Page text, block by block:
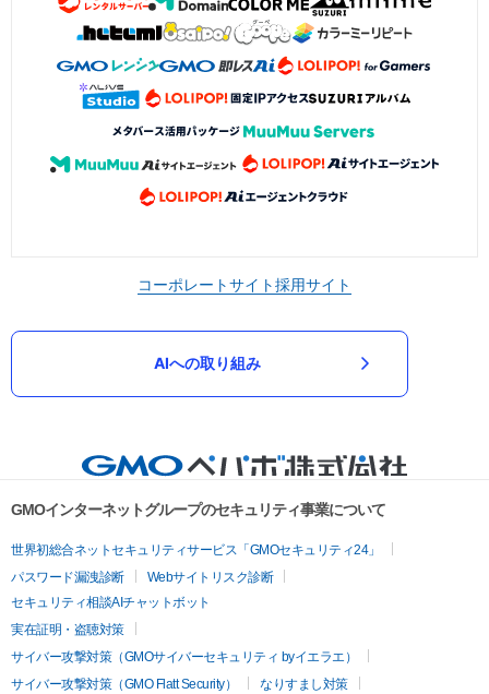
コーポレートサイト採用サイト
AIへの取り組み
GMOインターネットグループのセキュリティ事業について
世界初総合ネットセキュリティサービス「GMOセキュリティ24」
パスワード漏洩診断
Webサイトリスク診断
セキュリティ相談AIチャットボット
実在証明・盗聴対策
サイバー攻撃対策（GMOサイバーセキュリティ byイエラエ）
サイバー攻撃対策（GMO Flatt Security）
なりすまし対策